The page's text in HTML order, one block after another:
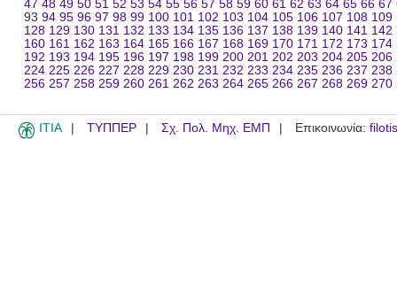
47 48 49 50 51 52 53 54 55 56 57 58 59 60 61 62 63 64 65 66 67
93 94 95 96 97 98 99 100 101 102 103 104 105 106 107 108 109
128 129 130 131 132 133 134 135 136 137 138 139 140 141 142
160 161 162 163 164 165 166 167 168 169 170 171 172 173 174
192 193 194 195 196 197 198 199 200 201 202 203 204 205 206
224 225 226 227 228 229 230 231 232 233 234 235 236 237 238
256 257 258 259 260 261 262 263 264 265 266 267 268 269 270
ITIA ΤΥΠΠΕΡ Σχ. Πολ. Μηχ. ΕΜΠ Επικοινωνία: